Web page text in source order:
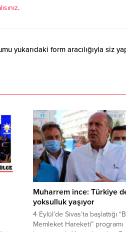
.
yukarıdaki form aracılığıyla siz
Muharrem ince: Türkiye
yoksulluk yaşıyor
4 Eylül’de Sivas’ta başlattığı
Memleket Hareketi” programı